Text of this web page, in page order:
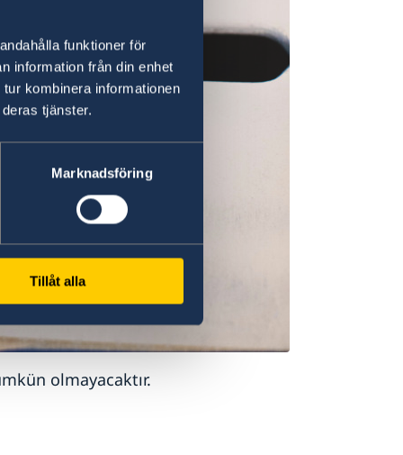
funktioner för
information från din enhet
kombinera informationen
tjänster.
Marknadsföring
Tillåt alla
olmayacaktır.